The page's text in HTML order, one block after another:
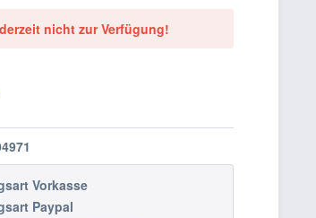
nicht zur Verfügung!
Vorkasse
Paypal